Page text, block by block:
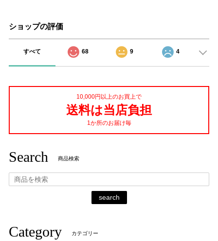
ショップの評価
すべて 68 9 4
10,000円以上のお買上で
送料は当店負担
1か所のお届け毎
Search 商品検索
search
Category カテゴリー